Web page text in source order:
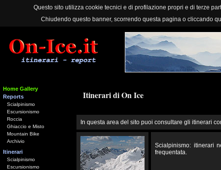
Questo sito utilizza cookie tecnici e di profilazione propri e di terze
Chiudendo questo banner, scorrendo questa pagina o cliccando
Home Gallery
Reports
Scialpinismo
Escursionismo
Roccia
Ghiaccio e Misto
Mountain Bike
Archivio
Itinerari
Scialpinismo
Escursionismo
Itinerari di On Ice
In questa area del sito puoi consultare gli itinerari
Scialpinismo: itinerari
frequentata.